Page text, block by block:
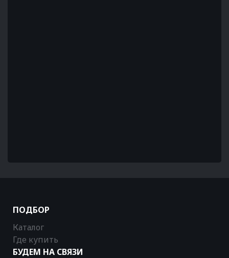
ПОДБОР
Каталог
Где купить
БУДЕМ НА СВЯЗИ